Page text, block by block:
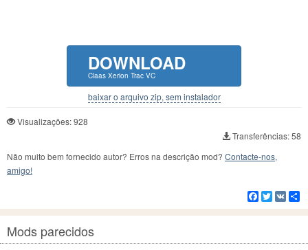
DOWNLOAD
Claas Xerion Trac VC
baixar o arquivo zip, sem instalador
Visualizações: 928
Transferências: 58
Não muito bem fornecido autor? Erros na descrição mod? Contacte-nos,
amigo!
Facebook
Twitter
VK
Mods parecidos